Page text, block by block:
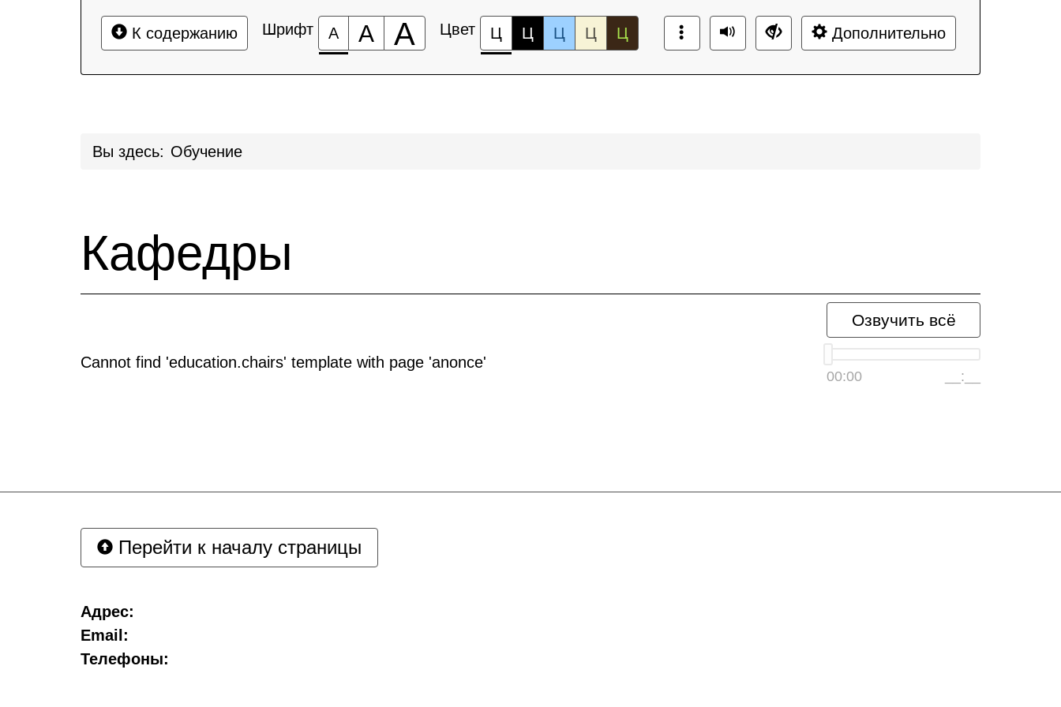
К содержанию Шрифт А А А Цвет Ц Ц Ц Ц Ц Дополнительно
Вы здесь: Обучение
Кафедры
Озвучить всё
00:00 __:__
Cannot find 'education.chairs' template with page 'anonce'
Перейти к началу страницы
Адрес:
Email:
Телефоны: